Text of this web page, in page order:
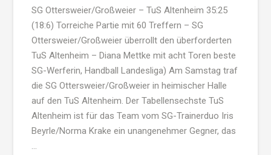
SG Ottersweier/Großweier – TuS Altenheim 35:25
(18:6) Torreiche Partie mit 60 Treffern – SG
Ottersweier/Großweier überrollt den überforderten
TuS Altenheim – Diana Mettke mit acht Toren beste
SG-Werferin, Handball Landesliga) Am Samstag traf
die SG Ottersweier/Großweier in heimischer Halle
auf den TuS Altenheim. Der Tabellensechste TuS
Altenheim ist für das Team vom SG-Trainerduo Iris
Beyrle/Norma Krake ein unangenehmer Gegner, das
…